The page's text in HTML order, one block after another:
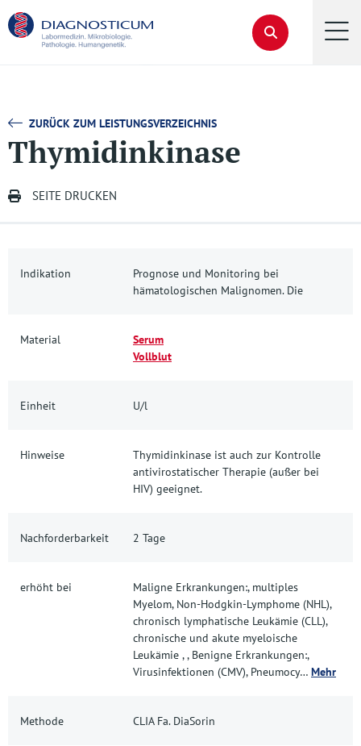
ZURÜCK ZUM LEISTUNGSVERZEICHNIS
Thymidinkinase
SEITE DRUCKEN
Indikation
Prognose und Monitoring bei
hämatologischen Malignomen. Die
Material
Serum
Vollblut
Einheit U/l
Hinweise
Thymidinkinase ist auch zur Kontrolle
antivirostatischer Therapie (außer bei
HIV) geeignet.
Nachforderbarkeit 2 Tage
erhöht bei
Maligne Erkrankungen:, multiples
Myelom, Non-Hodgkin-Lymphome (NHL),
chronisch lymphatische Leukämie (CLL),
chronische und akute myeloische
Leukämie , , Benigne Erkrankungen:,
Virusinfektionen (CMV), Pneumocy… Mehr
Methode CLIA Fa. DiaSorin